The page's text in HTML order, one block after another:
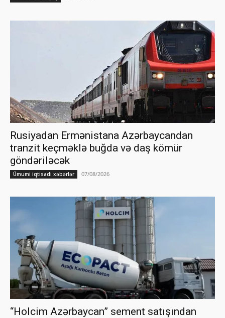
Rusiyadan Ermənistana Azərbaycandan
tranzit keçməklə buğda və daş kömür
göndəriləcək
Ümumi iqtisadi xəbərlər 07/08/2026
“Holcim Azərbaycan” sement satışından